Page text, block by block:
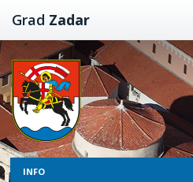
Preskoči
na
sadržaj
Grad Zadar
INFO